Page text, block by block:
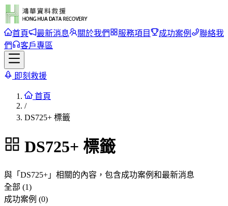
首頁 最新消息 關於我們 服務項目 成功案例
聯絡我
們
客戶專區
即刻救援
首頁
/
DS725+ 標籤
DS725+ 標籤
與「 DS725+ 」相關的內容，包含成功案例和最新消息
全部 (1)
成功案例 (0)